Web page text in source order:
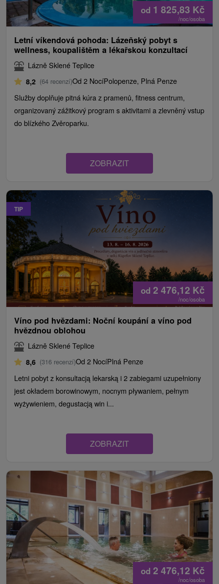
od 1 825,83 Kč
/noc/osoba
Letní víkendová pohoda: Lázeňský pobyt s
wellness, koupalištěm a lékařskou konzultací
Lázně Sklené Teplice
8,2 (64 recenzí)Od 2 NocíPolopenze, Plná Penze
Služby doplňuje pitná kúra z pramenů, fitness centrum,
organizovaný zážitkový program s aktivitami a zlevněný vstup
do blízkého Zvěroparku.
ZOBRAZIT
TIP
od 2 476,12 Kč
/noc/osoba
Víno pod hvězdami: Noční koupání a víno pod
hvězdnou oblohou
Lázně Sklené Teplice
8,6 (316 recenzí)Od 2 NocíPlná Penze
Letni pobyt z konsultacją lekarską i 2 zabiegami uzupełniony
jest okładem borowinowym, nocnym pływaniem, pełnym
wyżywieniem, degustacją win i...
ZOBRAZIT
od 2 476,12 Kč
/noc/osoba